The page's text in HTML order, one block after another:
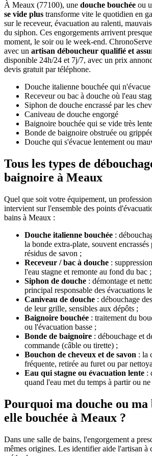
À Meaux (77100), une douche bouchée ou
se vide plus transforme vite le quotidien en
sur le receveur, évacuation au ralenti,
du siphon. Ces engorgements arrivent
moment, le soir ou le week-end.
avec un artisan déboucheur qualifié et
disponible 24h/24 et 7j/7, avec un prix
devis gratuit par téléphone.
Douche italienne bouchée qui n'évacue
Receveur ou bac à douche où l'eau
Siphon de douche encrassé par les
Caniveau de douche engorgé
Baignoire bouchée qui se vide très
Bonde de baignoire obstruée ou
Douche qui s'évacue lentement ou
Tous les types de
baignoire à Meaux
Quel que soit votre équipement, un
intervient sur l'ensemble des points
bains à Meaux :
Douche italienne bouchée :
la bonde extra-plate, souvent
résidus de savon ;
Receveur / bac à douche :
l'eau stagne et remonte au fond du bac ;
Siphon de douche : démontage et
principal responsable des évacuations
Caniveau de douche : débouchage
de leur grille, sensibles aux dépôts ;
Baignoire bouchée : traitement du
ou l'évacuation basse ;
Bonde de baignoire : débouchage et
commande (câble ou tirette) ;
Bouchon de cheveux et de savon : la
fréquente, retirée au furet ou par
Eau qui stagne ou évacuation lente :
quand l'eau met du temps à partir ou
Pourquoi ma douche ou
elle bouchée à Meaux ?
Dans une salle de bains, l'engorgement a
mêmes origines. Les identifier aide l'artisan à